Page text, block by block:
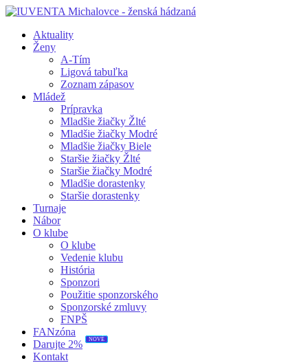
Aktuality
Ženy
A-Tím
Ligová tabuľka
Zoznam zápasov
Mládež
Prípravka
Mladšie žiačky Žlté
Mladšie žiačky Modré
Mladšie žiačky Biele
Staršie žiačky Žlté
Staršie žiačky Modré
Mladšie dorastenky
Staršie dorastenky
Turnaje
Nábor
O klube
O klube
Vedenie klubu
História
Sponzori
Použitie sponzorského
Sponzorské zmluvy
FNPŠ
FANzóna
Darujte 2%
NOVÉ
Kontakt